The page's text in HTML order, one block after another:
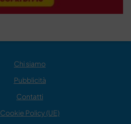
Chi siamo
Pubblicità
Contatti
Cookie Policy (UE)